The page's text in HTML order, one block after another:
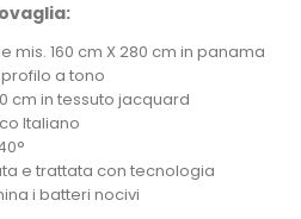
mis. 160 cm X 280 cm in panama
a tono
cm in tessuto jacquard
Italiano
e trattata con tecnologia
i batteri nocivi